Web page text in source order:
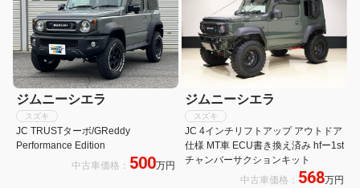
ジムニーシエラ
スズキ
JC TRUSTターボ/GReddy
Performance Edition
中古車価格： 500万円
ジムニーシエラ
スズキ
JC 4インチリフトアップ アウトドア
仕様 MT車 ECU書き換え済み hfー1st
チャンバーサクションキット
中古車価格： 568万円